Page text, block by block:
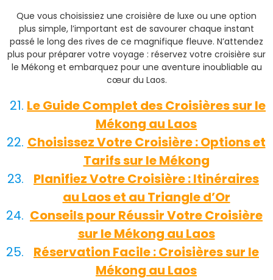
Que vous choisissiez une croisière de luxe ou une option
plus simple, l’important est de savourer chaque instant
passé le long des rives de ce magnifique fleuve. N’attendez
plus pour préparer votre voyage : réservez votre croisière sur
le Mékong et embarquez pour une aventure inoubliable au
cœur du Laos.
Le Guide Complet des Croisières sur le
Mékong au Laos
Choisissez Votre Croisière : Options et
Tarifs sur le Mékong
Planifiez Votre Croisière : Itinéraires
au Laos et au Triangle d’Or
Conseils pour Réussir Votre Croisière
sur le Mékong au Laos
Réservation Facile : Croisières sur le
Mékong au Laos